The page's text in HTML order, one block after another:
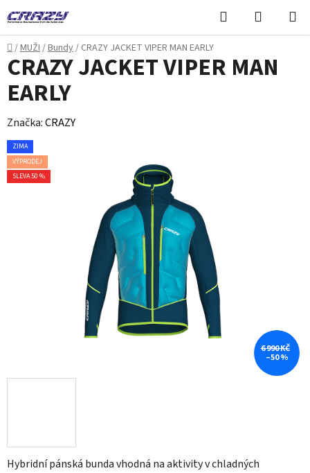
na
obsah
Hledat
KOŠÍK
Domů
/MUŽI/Bundy/ CRAZY JACKET VIPER MAN EARLY
Hybridní pánská bunda vhodná na aktivity v chladných
CRAZY JACKET VIPER MAN
EARLY
Značka:CRAZY
ZIMA
VÝPRODEJ
SLEVA 50 %
6 990 KČ
–50 %